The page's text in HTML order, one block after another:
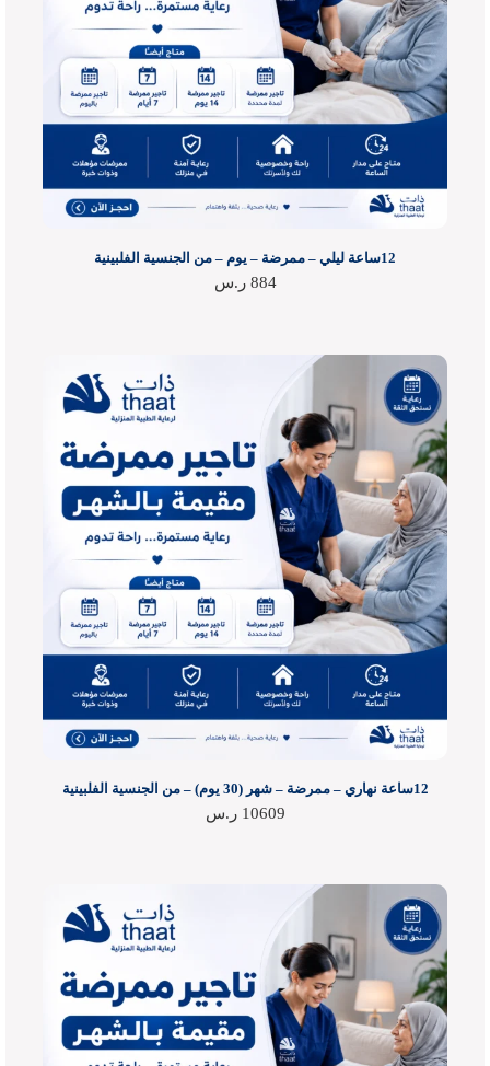
12ساعة ليلي – ممرضة – يوم – من الجنسية الفلبينية
884 ر.س
12ساعة نهاري – ممرضة – شهر (30 يوم) – من الجنسية الفلبينية
10609 ر.س